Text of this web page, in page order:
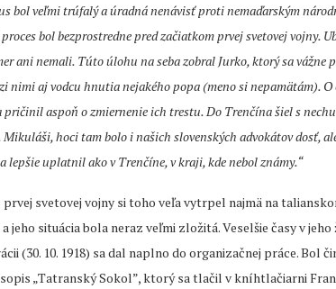
bol veľmi trúfalý a úradná nenávisť proti nemaďarským
bol bezprostredne pred začiatkom prvej svetovej vojny.
ani nemali. Túto úlohu na seba zobral Jurko, ktorý sa vážne
nimi aj vodcu hnutia nejakého popa (meno si nepamätám). O
pričinil aspoň o zmiernenie ich trestu. Do Trenčína šiel s
hoci tam bolo i našich slovenských advokátov dosť,
lepšie uplatnil ako v Trenčíne, v kraji, kde nebol známy.“
prvej svetovej vojny si toho veľa vytrpel najmä na
jeho situácia bola neraz veľmi zložitá. Veselšie časy v
(30. 10. 1918) sa dal naplno do organizačnej práce. Bol
„Tatranský Sokol”, ktorý sa tlačil v kníhtlačiarni